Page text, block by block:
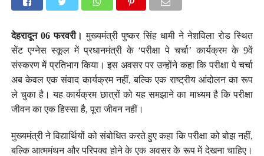
देहरादून 06 फरवरी। मुख्यमंत्री पुष्कर सिंह धामी ने नेशविला रोड स्थित
सेंट एग्नेस स्कूल में प्रधानमंत्री के ‘परीक्षा पे चर्चा’ कार्यक्रम के 9वें
संस्करण में प्रतिभाग किया। इस अवसर पर उन्होंने कहा कि परीक्षा पे चर्चा
अब केवल एक संवाद कार्यक्रम नहीं, बल्कि एक राष्ट्रीय आंदोलन का रूप
ले चुका है। यह कार्यक्रम छात्रों को यह समझाने का माध्यम है कि परीक्षा
जीवन का एक हिस्सा है, पूरा जीवन नहीं।
मुख्यमंत्री ने विद्यार्थियों को संबोधित करते हुए कहा कि परीक्षा को बोझ नहीं,
बल्कि आत्ममंथन और परिपक्व होने के एक अवसर के रूप में देखना चाहिए।